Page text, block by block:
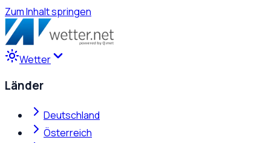
Zum Inhalt springen
Wetter
Länder
Deutschland
Österreich